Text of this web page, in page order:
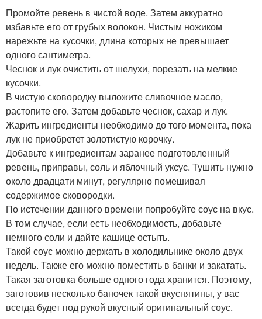
Промойте ревень в чистой воде. Затем аккуратно
избавьте его от грубых волокон. Чистым ножиком
нарежьте на кусочки, длина которых не превышает
одного сантиметра.
Чеснок и лук очистить от шелухи, порезать на мелкие
кусочки.
В чистую сковородку выложите сливочное масло,
растопите его. Затем добавьте чеснок, сахар и лук.
Жарить ингредиенты необходимо до того момента, пока
лук не приобретет золотистую корочку.
Добавьте к ингредиентам заранее подготовленный
ревень, приправы, соль и яблочный уксус. Тушить нужно
около двадцати минут, регулярно помешивая
содержимое сковородки.
По истечении данного времени попробуйте соус на вкус.
В том случае, если есть необходимость, добавьте
немного соли и дайте кашице остыть.
Такой соус можно держать в холодильнике около двух
недель. Также его можно поместить в банки и закатать.
Такая заготовка больше одного года хранится. Поэтому,
заготовив несколько баночек такой вкуснятины, у вас
всегда будет под рукой вкусный оригинальный соус.